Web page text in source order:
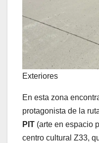
Exteriores
En esta zona
protagonista de la
PIT (arte en espacio
centro cultural Z33,